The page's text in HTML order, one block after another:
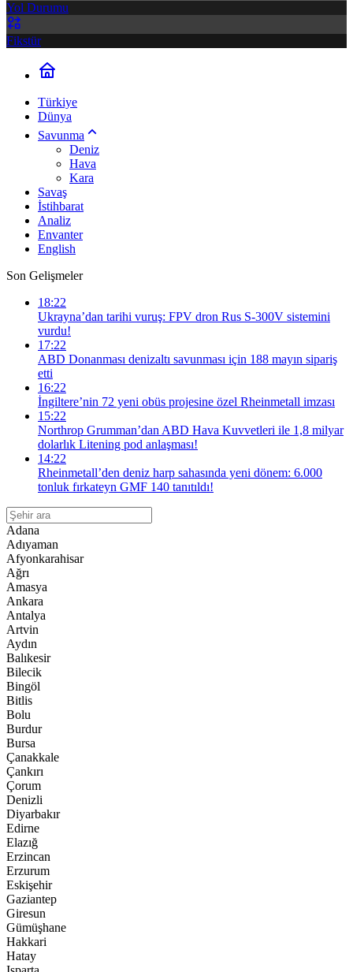
Yol Durumu
Fikstür
Türkiye
Dünya
Savunma
Deniz
Hava
Kara
Savaş
İstihbarat
Analiz
Envanter
English
Son Gelişmeler
18:22
Ukrayna’dan tarihi vuruş: FPV dron Rus S-300V sistemini
vurdu!
17:22
ABD Donanması denizaltı savunması için 188 mayın sipariş
etti
16:22
İngiltere’nin 72 yeni obüs projesine özel Rheinmetall imzası
15:22
Northrop Grumman’dan ABD Hava Kuvvetleri ile 1,8 milyar
dolarlık Litening pod anlaşması!
14:22
Rheinmetall’den deniz harp sahasında yeni dönem: 6.000
tonluk fırkateyn GMF 140 tanıtıldı!
Adana
Adıyaman
Afyonkarahisar
Ağrı
Amasya
Ankara
Antalya
Artvin
Aydın
Balıkesir
Bilecik
Bingöl
Bitlis
Bolu
Burdur
Bursa
Çanakkale
Çankırı
Çorum
Denizli
Diyarbakır
Edirne
Elazığ
Erzincan
Erzurum
Eskişehir
Gaziantep
Giresun
Gümüşhane
Hakkari
Hatay